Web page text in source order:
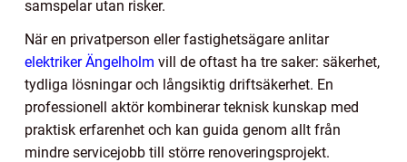
samspelar utan risker.
När en privatperson eller fastighetsägare anlitar
elektriker Ängelholm vill de oftast ha tre saker: säkerhet,
tydliga lösningar och långsiktig driftsäkerhet. En
professionell aktör kombinerar teknisk kunskap med
praktisk erfarenhet och kan guida genom allt från
mindre servicejobb till större renoveringsprojekt.